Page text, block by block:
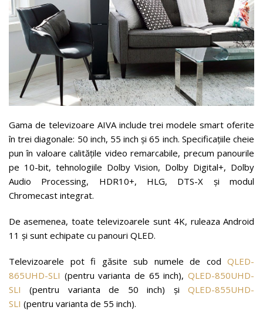
Gama de televizoare AIVA include trei modele smart oferite
în trei diagonale: 50 inch, 55 inch și 65 inch. Specificațiile cheie
pun în valoare calitățile video remarcabile, precum panourile
pe 10-bit, tehnologiile Dolby Vision, Dolby Digital+, Dolby
Audio Processing, HDR10+, HLG, DTS-X și modul
Chromecast integrat.
De asemenea, toate televizoarele sunt 4K, ruleaza Android
11 și sunt echipate cu panouri QLED.
Televizoarele pot fi găsite sub numele de cod QLED-
865UHD-SLI (pentru varianta de 65 inch), QLED-850UHD-
SLI (pentru varianta de 50 inch) și QLED-855UHD-
SLI (pentru varianta de 55 inch).